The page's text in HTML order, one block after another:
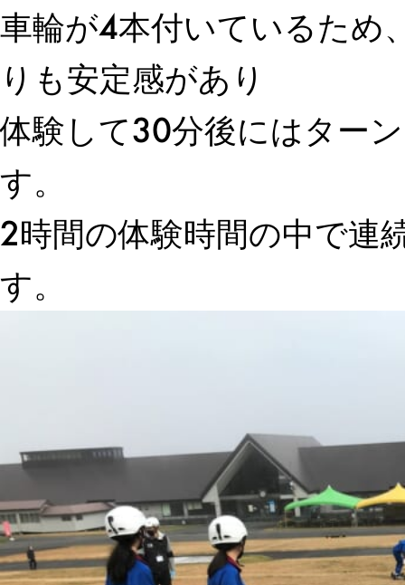
車輪が4本付いているため
りも安定感があり
体験して30分後にはター
す。
2時間の体験時間の中で連
す。